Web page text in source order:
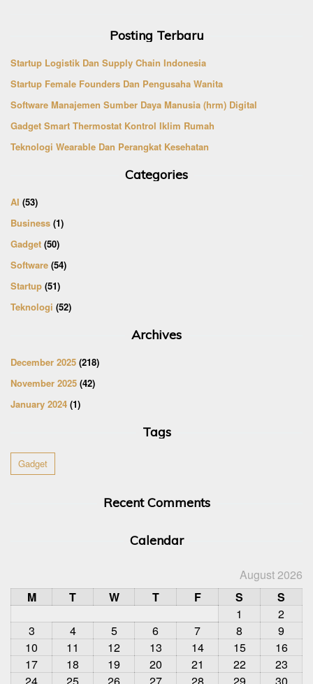
Posting Terbaru
Startup Logistik Dan Supply Chain Indonesia
Startup Female Founders Dan Pengusaha Wanita
Software Manajemen Sumber Daya Manusia (hrm) Digital
Gadget Smart Thermostat Kontrol Iklim Rumah
Teknologi Wearable Dan Perangkat Kesehatan
Categories
AI (53)
Business (1)
Gadget (50)
Software (54)
Startup (51)
Teknologi (52)
Archives
December 2025 (218)
November 2025 (42)
January 2024 (1)
Tags
Gadget
Recent Comments
Calendar
August 2026
M
T W T F S
S
1
2
3
4 5 6 7 8
9
10
11 12 13 14 15
16
17
18 19 20 21 22
23
24
25 26 27 28 29 30